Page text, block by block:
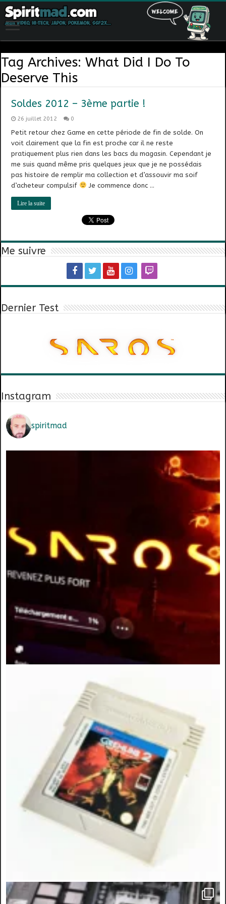
Tag Archives:What Did I Do To
Deserve This
Soldes 2012 – 3ème partie !
26 juillet 2012 0
Petit retour chez Game en cette période de fin de solde. On
voit clairement que la fin est proche car il ne reste
pratiquement plus rien dans les bacs du magasin. Cependant je
me suis quand même pris quelques jeux que je ne possédais
pas histoire de remplir ma collection et d’assouvir ma soif
d’acheteur compulsif
Je commence donc …
Lire la suite
Me suivre
Dernier Test
Instagram
spiritmad